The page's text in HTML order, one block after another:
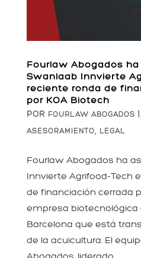
Fourlaw Abogados
Swanlaab Innvierte
reciente ronda de
por KOA Biotech
POR FOURLAW ABOGADOS
ASESORAMIENTO, LEGAL
Fourlaw Abogados ha
Innvierte Agrifood-Tech
de financiación cerrada
empresa biotecnológica
Barcelona que está
de la acuicultura. El